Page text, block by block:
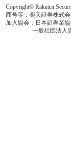
Copyright© Rakuten
商号等：楽天証券株式
加入協会：日本証券業
一般社団法人資